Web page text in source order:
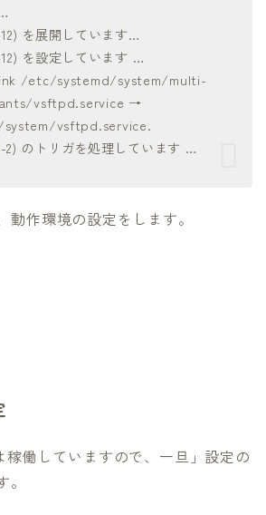
を展開しています…
を設定しています …
/etc/systemd/system/multi-
vsftpd.service →
vsftpd.service.
のトリガを処理しています …
動作環境の設定をします。
稼働していますので、一旦」設定の